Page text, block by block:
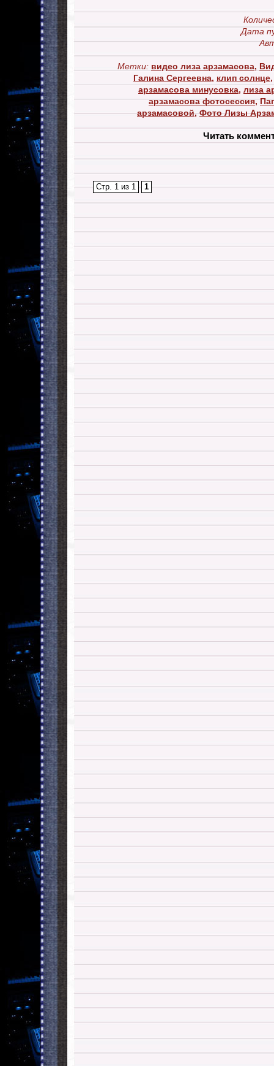
Дата
Метки: видео лиза арзамасова,
Галина Сергеевна, клип солнце
арзамасова минусовка, лиза
арзамасова фотосессия,
арзамасовой,Фото Лизы
Читать
Стр. 1 из 1 1